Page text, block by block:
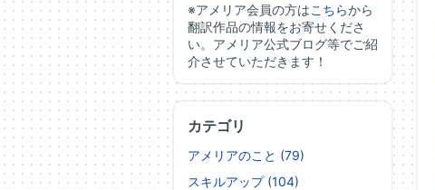
※アメリア会員の方はこちらから
翻訳作品の情報をお寄せくださ
い。アメリア公式ブログ等でご紹
介させていただきます！
カテゴリ
アメリアのこと (79)
スキルアップ (104)